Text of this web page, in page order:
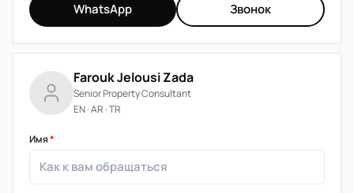
WhatsApp Звонок
Farouk Jelousi Zada
Senior Property Consultant
EN · AR · TR
Имя*